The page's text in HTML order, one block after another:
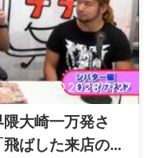
2026/7/27
大崎一万発さ
ばした来店の